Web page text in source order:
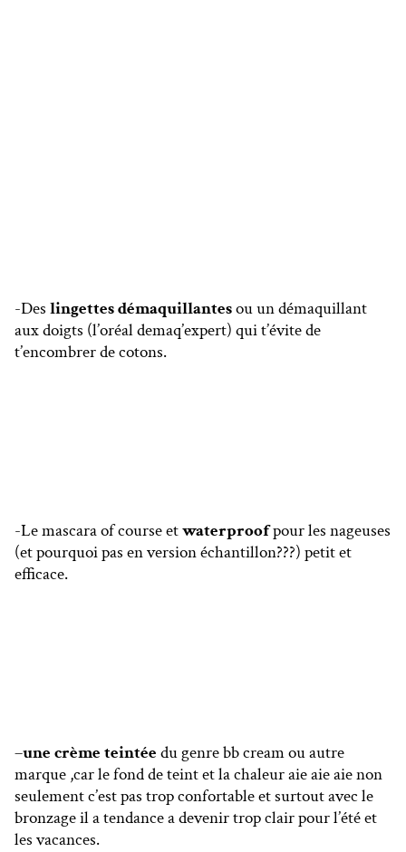
-Des lingettes démaquillantesou un démaquillant
aux doigts (l’oréal demaq’expert) qui t’évite de
t’encombrer de cotons.
-Le mascara of course etwaterproofpour les nageuses
(et pourquoi pas en version échantillon???) petit et
efficace.
–une crème teintée du genre bb cream ou autre
marque ,car le fond de teint et la chaleur aie aie aie non
seulement c’est pas trop confortable et surtout avec le
bronzage il a tendance a devenir trop clair pour l’été et
les vacances.